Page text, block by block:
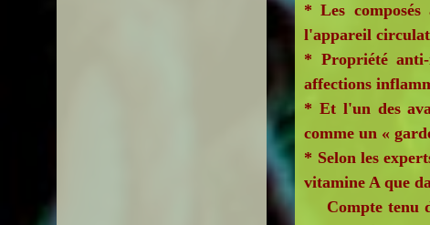
* Les
l'appareil
* Propriété anti-
affections
* Et l'un des
comme un «
* Selon les
vitamine A que
Compte tenu